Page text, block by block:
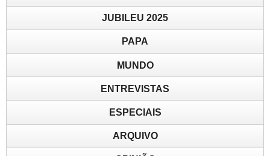
JUBILEU 2025
PAPA
MUNDO
ENTREVISTAS
ESPECIAIS
ARQUIVO